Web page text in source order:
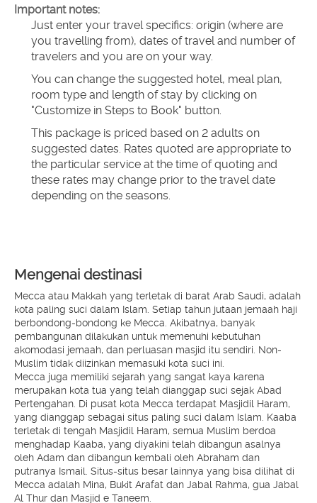
Important notes:
Just enter your travel specifics: origin (where are
you travelling from), dates of travel and number of
travelers and you are on your way.
You can change the suggested hotel, meal plan,
room type and length of stay by clicking on
"Customize in Steps to Book" button.
This package is priced based on 2 adults on
suggested dates. Rates quoted are appropriate to
the particular service at the time of quoting and
these rates may change prior to the travel date
depending on the seasons.
Mengenai destinasi
Mecca atau Makkah yang terletak di barat Arab Saudi, adalah
kota paling suci dalam Islam. Setiap tahun jutaan jemaah haji
berbondong-bondong ke Mecca. Akibatnya, banyak
pembangunan dilakukan untuk memenuhi kebutuhan
akomodasi jemaah, dan perluasan masjid itu sendiri. Non-
Muslim tidak diizinkan memasuki kota suci ini.
Mecca juga memiliki sejarah yang sangat kaya karena
merupakan kota tua yang telah dianggap suci sejak Abad
Pertengahan. Di pusat kota Mecca terdapat Masjidil Haram,
yang dianggap sebagai situs paling suci dalam Islam. Kaaba
terletak di tengah Masjidil Haram, semua Muslim berdoa
menghadap Kaaba, yang diyakini telah dibangun asalnya
oleh Adam dan dibangun kembali oleh Abraham dan
putranya Ismail. Situs-situs besar lainnya yang bisa dilihat di
Mecca adalah Mina, Bukit Arafat dan Jabal Rahma, gua Jabal
Al Thur dan Masjid e Taneem.